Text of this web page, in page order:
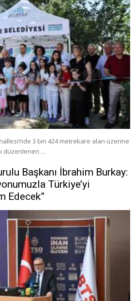
3 bin 424 metrekare alan üzerine
düzenlenen …
Başkanı İbrahim Burkay:
Türkiye’yi
Edecek”